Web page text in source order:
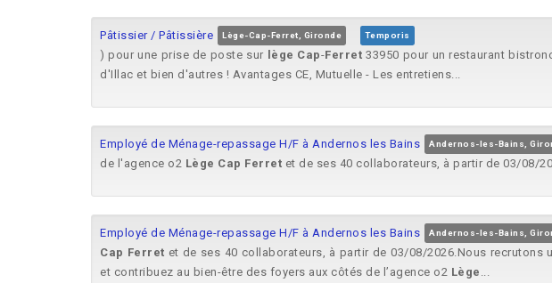
Pâtissier / Pâtissière Lège-Cap-Ferret, Gironde Temporis
) pour une prise de poste sur lège Cap-Ferret 33950 pour un restaurant
d'Illac et bien d'autres ! Avantages CE, Mutuelle - Les entretiens...
Employé de Ménage-repassage H/F à Andernos les Bains Andernos-les-Bains,
de l'agence o2 Lège Cap Ferret et de ses 40 collaborateurs, à partir de 03/08/
Employé de Ménage-repassage H/F à Andernos les Bains Andernos-les-Bains,
Cap Ferret et de ses 40 collaborateurs, à partir de 03/08/2026.Nous recrutons
et contribuez au bien-être des foyers aux côtés de l’agence o2 Lège ...